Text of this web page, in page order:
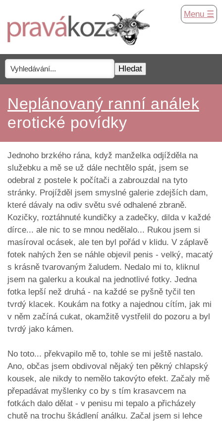
Menu ☰
Neplánovaný ranní análek
erotické povídky
Jednoho brzkého rána, když manželka odjížděla na
služebku a mě se už dále nechtělo spát, jsem se
odebral z postele k počítači a zabrouzdal na tyto
stránky. Projížděl jsem smyslné galerie zdejších dam,
které dávaly na odiv světu své odhalené zbraně.
Kozičky, roztáhnuté kundičky a zadečky, dilda v každé
dírce... ale nic to se mnou nedělalo... Rukou jsem si
masíroval ocásek, ale ten byl pořád v klidu. V záplavě
fotek nahých žen se náhle objevil penis - velký, macatý
s krásně tvarovaným žaludem. Nedalo mi to, kliknul
jsem na galerku a koukal na jednotlivé fotky. Jedna
fotka lepší než druhá - na každé se pyšně tyčil ten
tvrdý klacek. Koukám na fotky a najednou cítím, jak mi
v něm začíná cukat, okamžitě vystřelil do pozoru a byl
tvrdý jako kámen.
No toto... překvapilo mě to, tohle se mi ještě nastalo.
Ano, občas jsem obdivoval nějaký ten pěkný chlapský
kousek, ale nikdy to nemělo takovýto efekt. Začaly mě
přepadávat myšlenky co by s tím krasavcem na
fotkách dalo dělat - v penisu mi tepalo a přicházely
chutě na trochu škádlení análku. Začal jsem si lehce